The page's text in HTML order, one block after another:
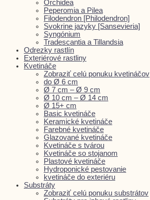
Orchidea
Peperomia a Pilea
Filodendron [Philodendron]
Svokrine jazyky [Sansevieria]
Syngónium
Tradescantia a Tillandsia
Odrezky rastlín
Exteriérové rastliny
Kvetináče
Zobraziť celú ponuku kvetináčov
do Ø 6 cm
Ø 7 cm – Ø 9 cm
Ø 10 cm – Ø 14 cm
Ø 15+ cm
Basic kvetináče
Keramické kvetináče
Farebné kvetináče
Glazované kvetináče
Kvetináče s tvárou
Kvetináče so stojanom
Plastové kvetináče
Hydroponické pestovanie
kvetináče do exteriéru
Substráty
Zobraziť celú ponuku substrátov